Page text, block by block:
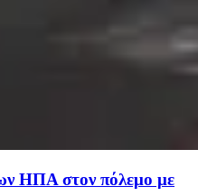
ΗΠΑ στον πόλεμο με